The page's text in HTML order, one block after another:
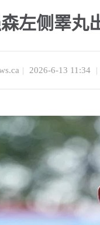
森左侧睪丸
| 2026-6-13 11:34 |